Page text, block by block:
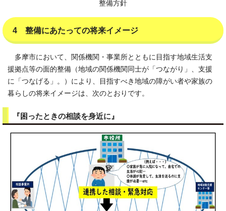
整備方針
4 整備にあたっての将来イメージ
多摩市において、関係機関・事業所とともに目指す地域生活支
援拠点等の面的整備（地域の関係機関同士が「つながり」、支援
に「つなげる」。）により、目指すべき地域の障がい者や家族の
暮らしの将来イメージは、次のとおりです。
『困ったときの相談を身近に』